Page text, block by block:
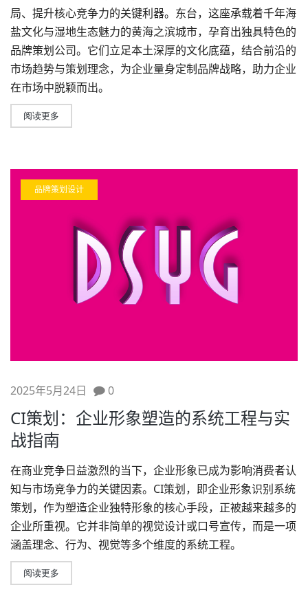
局、提升核心竞争力的关键利器。东台，这座承载着千年海
盐文化与湿地生态魅力的黄海之滨城市，孕育出独具特色的
品牌策划公司。它们立足本土深厚的文化底蕴，结合前沿的
市场趋势与策划理念，为企业量身定制品牌战略，助力企业
在市场中脱颖而出。
阅读更多
品牌策划设计
2025年5月24日 0
CI策划：企业形象塑造的系统工程与实
战指南
在商业竞争日益激烈的当下，企业形象已成为影响消费者认
知与市场竞争力的关键因素。 CI策划，即企业形象识别系统
策划，作为塑造企业独特形象的核心手段，正被越来越多的
企业所重视。它并非简单的视觉设计或口号宣传，而是一项
涵盖理念、行为、视觉等多个维度的系统工程。
阅读更多